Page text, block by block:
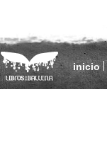
inicio